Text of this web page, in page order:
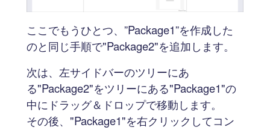
ここでもうひとつ、”Package1”を作成した
のと同じ手順で"Package2"を追加します。
次は、左サイドバーのツリーにあ
る"Package2"をツリーにある"Package1"の
中にドラッグ＆ドロップで移動します。
その後、"Package1"を右クリックしてコン